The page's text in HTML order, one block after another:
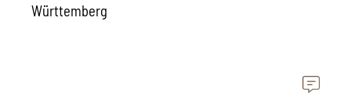
Württemberg